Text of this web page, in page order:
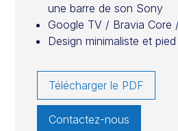
une barre de son Sony
Google TV / Bravia Core
Design minimaliste et
Télécharger le PDF
Contactez-nous